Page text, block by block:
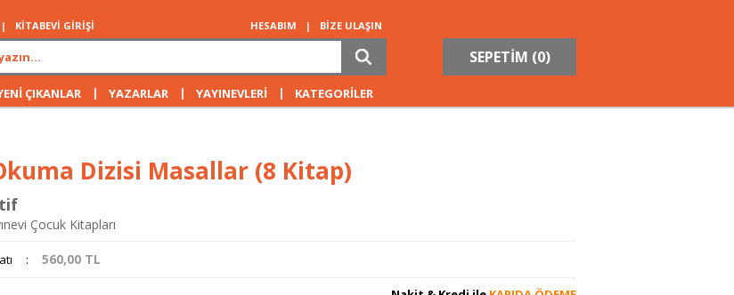
| KİTABEVİ GİRİŞİ HESABIM | BİZE ULAŞIN
SEPETİM (0)
ÇIKANLAR | YAZARLAR | YAYINEVLERİ | KATEGORİLER
Dizisi Masallar (8 Kitap)
Çocuk Kitapları
: 560,00 TL